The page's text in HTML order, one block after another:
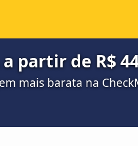
partir de R$
mais barata na